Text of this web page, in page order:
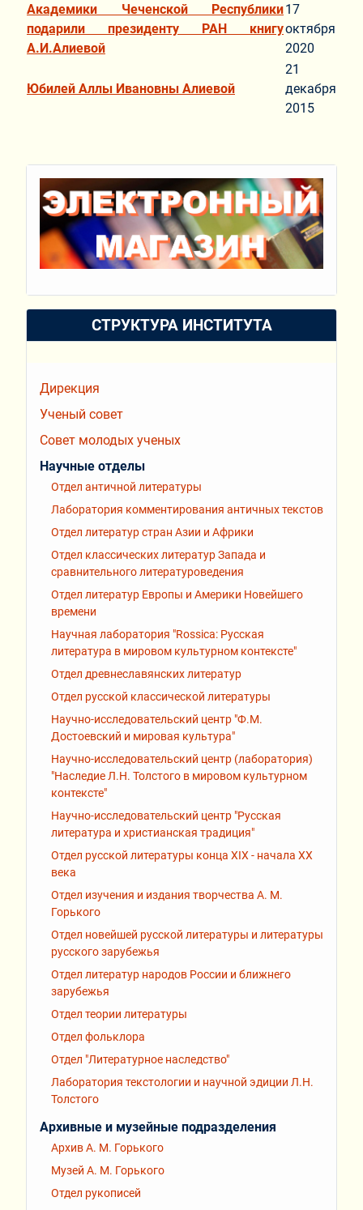
Академики Чеченской Республики
подарили президенту РАН книгу
А.И.Алиевой
17
октября
2020
Юбилей Аллы Ивановны Алиевой
21
декабря
2015
СТРУКТУРА ИНСТИТУТА
Дирекция
Ученый совет
Совет молодых ученых
Научные отделы
Отдел античной литературы
Лаборатория комментирования античных текстов
Отдел литератур стран Азии и Африки
Отдел классических литератур Запада и
сравнительного литературоведения
Отдел литератур Европы и Америки Новейшего
времени
Научная лаборатория "Rossiсa: Русская
литература в мировом культурном контексте"
Отдел древнеславянских литератур
Отдел русской классической литературы
Научно-исследовательский центр "Ф.М.
Достоевский и мировая культура"
Научно-исследовательский центр (лаборатория)
"Наследие Л.Н. Толстого в мировом культурном
контексте"
Научно-исследовательский центр "Русская
литература и христианская традиция"
Отдел русской литературы конца XIX - начала XX
века
Отдел изучения и издания творчества А. М.
Горького
Отдел новейшей русской литературы и литературы
русского зарубежья
Отдел литератур народов России и ближнего
зарубежья
Отдел теории литературы
Отдел фольклора
Отдел "Литературное наследство"
Лаборатория текстологии и научной эдиции Л.Н.
Толстого
Архивные и музейные подразделения
Архив А. М. Горького
Музей А. М. Горького
Отдел рукописей